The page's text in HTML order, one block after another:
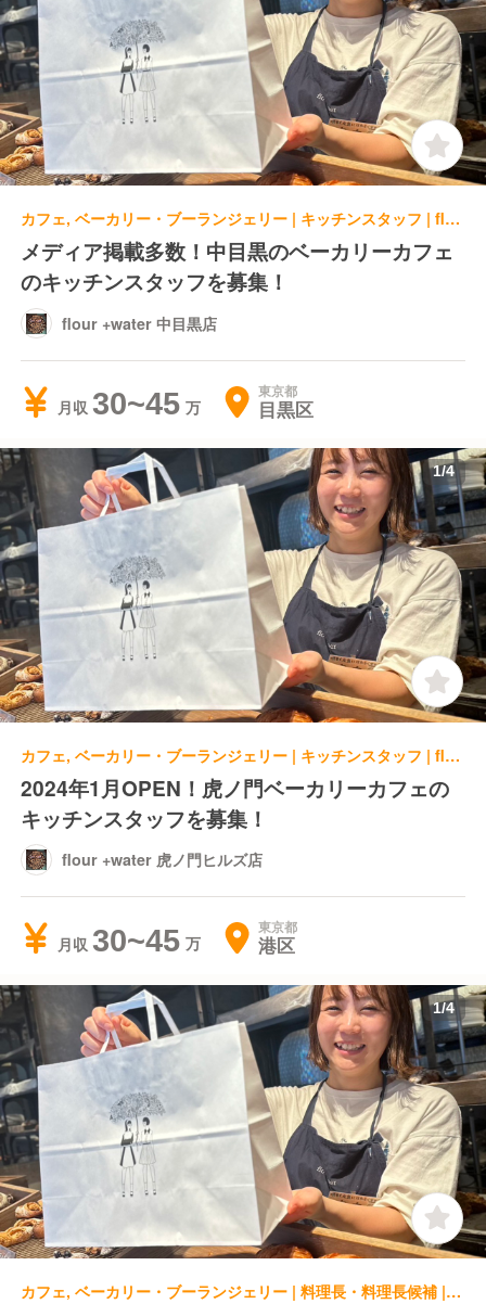
カフェ, ベーカリー・ブーランジェリー | キッチンスタッフ | flour +water 中目黒店
メディア掲載多数！中目黒のベーカリーカフェ
のキッチンスタッフを募集！
flour +water 中目黒店
月収 30~45 東京都
目黒区
1/4
カフェ, ベーカリー・ブーランジェリー | キッチンスタッフ | flour +water 虎ノ門ヒルズ店
2024年1月OPEN！虎ノ門ベーカリーカフェの
キッチンスタッフを募集！
flour +water 虎ノ門ヒルズ店
月収 30~45 東京都
港区
1/4
カフェ, ベーカリー・ブーランジェリー | 料理長・料理長候補 | flour +water 虎ノ門ヒルズ店